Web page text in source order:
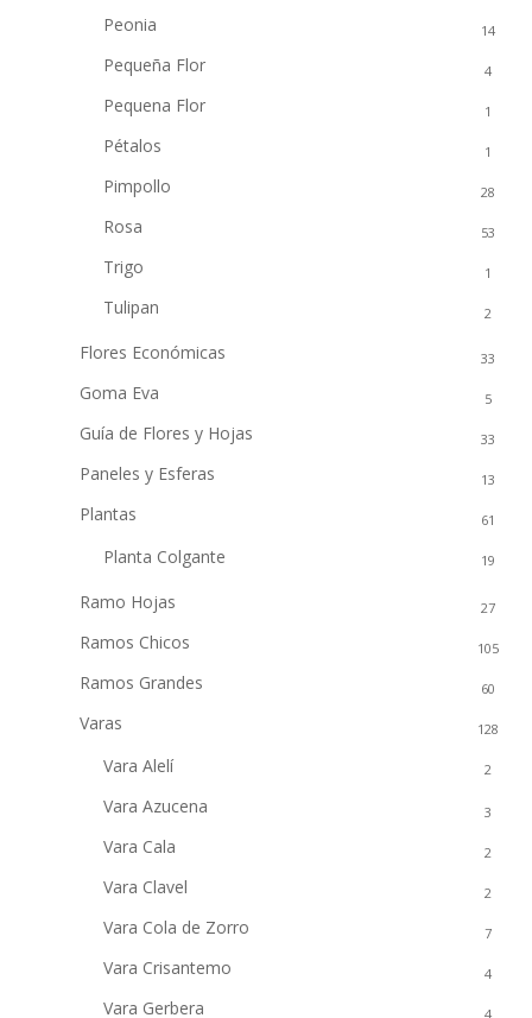
Peonia 14
Pequeña Flor 4
Pequena Flor 1
Pétalos 1
Pimpollo 28
Rosa 53
Trigo 1
Tulipan 2
Flores Económicas 33
Goma Eva 5
Guía de Flores y Hojas 33
Paneles y Esferas 13
Plantas 61
Planta Colgante 19
Ramo Hojas 27
Ramos Chicos 105
Ramos Grandes 60
Varas 128
Vara Alelí 2
Vara Azucena 3
Vara Cala 2
Vara Clavel 2
Vara Cola de Zorro 7
Vara Crisantemo 4
Vara Gerbera 4